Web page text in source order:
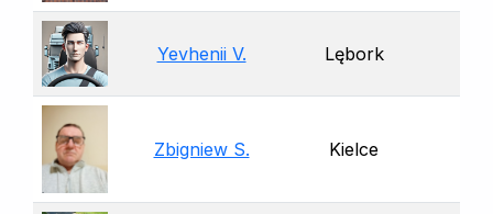
Yevhenii V. Lębork
Zbigniew S. Kielce